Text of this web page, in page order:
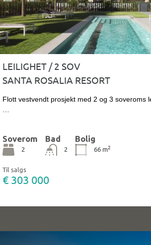
LEILIGHET / 2 SOV
SANTA ROSALIA RESORT
Flott vestvendt prosjekt med 2 og 3 soveroms
Soverom
2
Bad
2
Bolig
66 m2
Til salgs
€ 303 000